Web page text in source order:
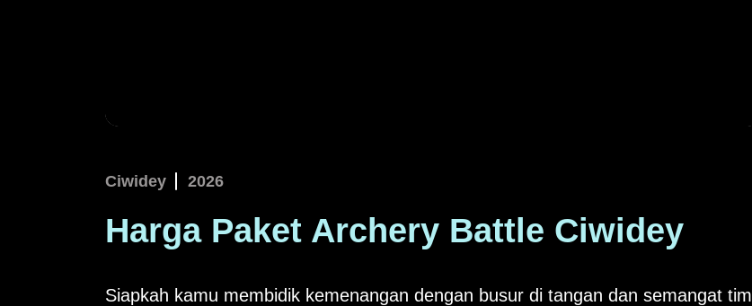
Ciwidey 2026
Harga Paket Archery Battle Ciwidey
Siapkah kamu membidik kemenangan dengan busur di tangan dan semangat tim